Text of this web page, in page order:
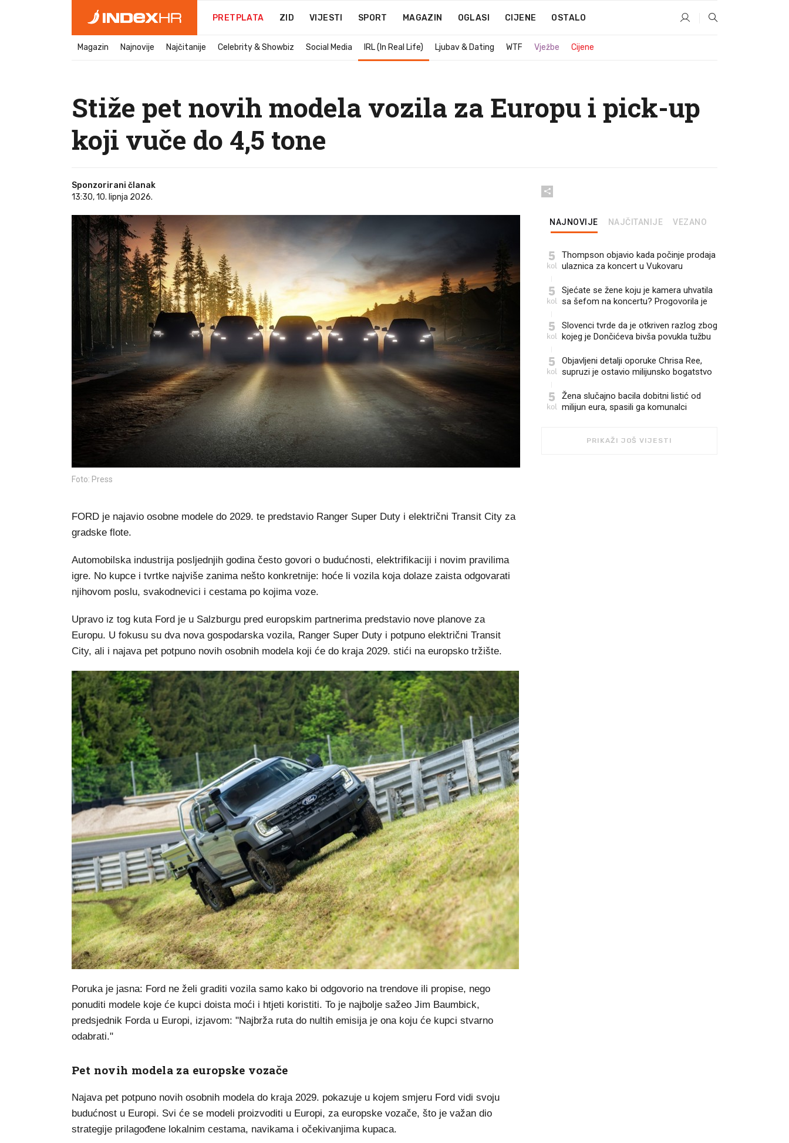
PRETPLATA ZID VIJESTI SPORT MAGAZIN OGLASI CIJENE OSTALO
Magazin Najnovije Najčitanije Celebrity & Showbiz Social Media IRL (In Real Life) Ljubav & Dating WTF Vježbe Cijene
Stiže pet novih modela vozila za Europu i pick-up
koji vuče do 4,5 tone
Sponzorirani članak
13:30, 10. lipnja 2026.
Foto: Press
FORD je najavio osobne modele do 2029. te predstavio Ranger Super Duty i električni Transit City za
gradske flote.
Automobilska industrija posljednjih godina često govori o budućnosti, elektrifikaciji i novim pravilima
igre. No kupce i tvrtke najviše zanima nešto konkretnije: hoće li vozila koja dolaze zaista odgovarati
njihovom poslu, svakodnevici i cestama po kojima voze.
Upravo iz tog kuta Ford je u Salzburgu pred europskim partnerima predstavio nove planove za
Europu. U fokusu su dva nova gospodarska vozila, Ranger Super Duty i potpuno električni Transit
City, ali i najava pet potpuno novih osobnih modela koji će do kraja 2029. stići na europsko tržište.
Poruka je jasna: Ford ne želi graditi vozila samo kako bi odgovorio na trendove ili propise, nego
ponuditi modele koje će kupci doista moći i htjeti koristiti. To je najbolje sažeo Jim Baumbick,
predsjednik Forda u Europi, izjavom: "Najbrža ruta do nultih emisija je ona koju će kupci stvarno
odabrati."
Pet novih modela za europske vozače
Najava pet potpuno novih osobnih modela do kraja 2029. pokazuje u kojem smjeru Ford vidi svoju
budućnost u Europi. Svi će se modeli proizvoditi u Europi, za europske vozače, što je važan dio
strategije prilagođene lokalnim cestama, navikama i očekivanjima kupaca.
NAJNOVIJE NAJČITANIJE VEZANO
5
kol
Thompson objavio kada počinje prodaja
ulaznica za koncert u Vukovaru
5
kol
Sjećate se žene koju je kamera uhvatila
sa šefom na koncertu? Progovorila je
5
kol
Slovenci tvrde da je otkriven razlog zbog
kojeg je Dončićeva bivša povukla tužbu
5
kol
Objavljeni detalji oporuke Chrisa Ree,
supruzi je ostavio milijunsko bogatstvo
5
kol
Žena slučajno bacila dobitni listić od
milijun eura, spasili ga komunalci
PRIKAŽI JOŠ VIJESTI